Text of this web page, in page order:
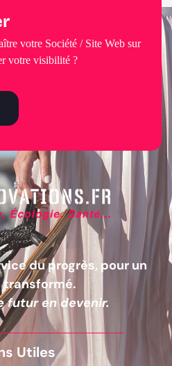
du progrès, pour un
transformé.
futur en devenir.
Utiles
votre Société / Site Web sur
votre visibilité ?